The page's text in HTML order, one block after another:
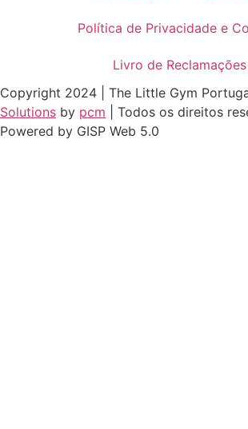
Política de Privacidade e
Livro de Reclamações
Copyright 2024 | The Little Gym
Solutions by pcm
| Todos os direitos
Powered by GISP Web 5.0